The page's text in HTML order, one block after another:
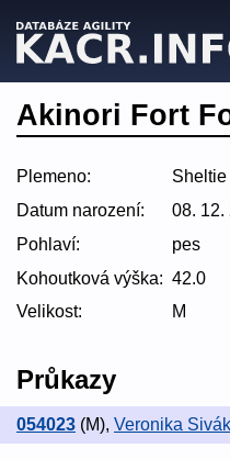
Akinori Fort
Plemeno:
Sheltie
Datum narození:
08. 12.
Pohlaví:
pes
Kohoutková výška: 42.0
Velikost:
M
Průkazy
054023 (M), Veronika